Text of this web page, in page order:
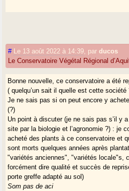
# Le 13 août 2022 à 14:39 parducos
Le Conservatoire Végétal Régional
Bonne nouvelle, ce conservatoire a été
( quelqu’un sait il quelle est cette
Je ne sais pas si on peut encore y
(?)
Un point à discuter (je ne sais pas s’il y
site par la biologie et l’agronomie ?) : je
acheté des plants à ce conservatoire et
sont morts quelques années après
"variétés anciennes", "variétés locale"s,
forcément dire qualité et succès de
porte greffe adapté au sol)
Som pas de aci